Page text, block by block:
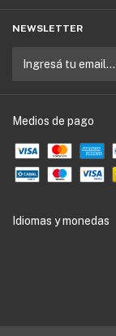
NEWSLETTER
Medios de pago
Idiomas y monedas